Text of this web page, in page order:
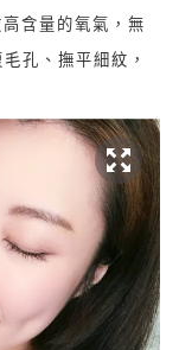
含量的氧氣，無
孔、撫平細紋，